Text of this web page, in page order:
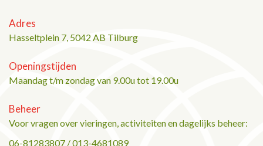
Adres
Hasseltplein 7, 5042 AB Tilburg
Openingstijden
Maandag t/m zondag van 9.00u tot 19.00u
Beheer
Voor vragen over vieringen, activiteiten en dagelijks beheer:
06-81283807 / 013-4681089